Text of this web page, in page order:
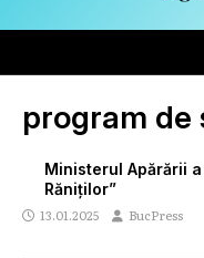
program de
Ministerul Apărării
Răniților”
13.01.2025 BucPress